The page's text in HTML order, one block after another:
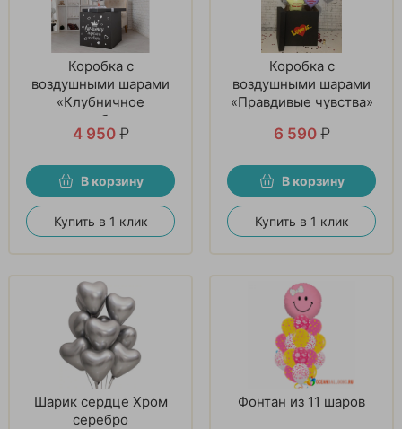
Коробка с
воздушными шарами
«Клубничное
серебро»
4 950 ₽
В корзину
Купить в 1 клик
Коробка с
воздушными шарами
«Правдивые чувства»
6 590 ₽
В корзину
Купить в 1 клик
Шарик сердце Хром
серебро
Фонтан из 11 шаров